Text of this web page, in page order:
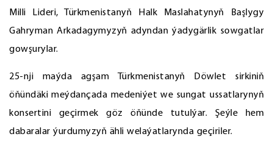
Milli Lideri, Türkmenistanyň Halk Maslahatynyň Başlygy
Gahryman Arkadagymyzyň adyndan ýadygärlik sowgatlar
gowşurylar.
25-nji maýda agşam Türkmenistanyň Döwlet sirkiniň
öňündäki meýdançada medeniýet we sungat ussatlarynyň
konsertini geçirmek göz öňünde tutulýar. Şeýle hem
dabaralar ýurdumyzyň ähli welaýatlarynda geçiriler.